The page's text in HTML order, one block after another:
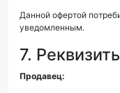
Данной офертой
уведомленным.
7.
Продавец: